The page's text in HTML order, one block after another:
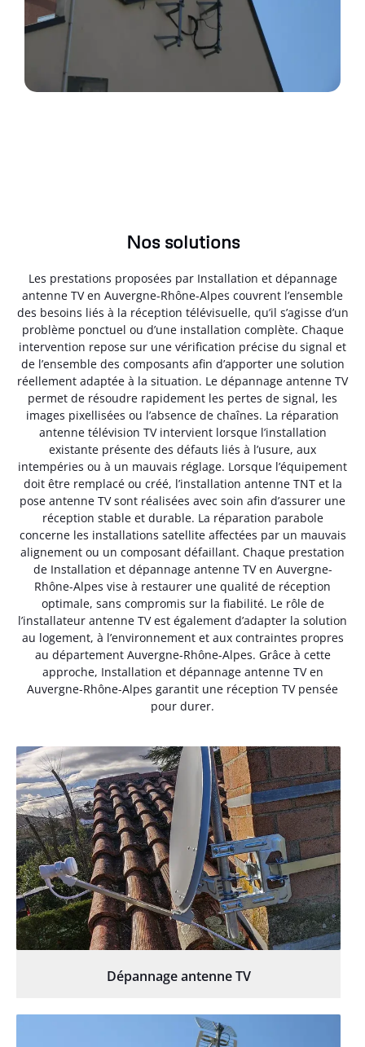
Nos solutions
Les prestations proposées par Installation et dépannage
antenne TV en Auvergne-Rhône-Alpes couvrent l’ensemble
des besoins liés à la réception télévisuelle, qu’il s’agisse d’un
problème ponctuel ou d’une installation complète. Chaque
intervention repose sur une vérification précise du signal et
de l’ensemble des composants afin d’apporter une solution
réellement adaptée à la situation. Le dépannage antenne TV
permet de résoudre rapidement les pertes de signal, les
images pixellisées ou l’absence de chaînes. La réparation
antenne télévision TV intervient lorsque l’installation
existante présente des défauts liés à l’usure, aux
intempéries ou à un mauvais réglage. Lorsque l’équipement
doit être remplacé ou créé, l’installation antenne TNT et la
pose antenne TV sont réalisées avec soin afin d’assurer une
réception stable et durable. La réparation parabole
concerne les installations satellite affectées par un mauvais
alignement ou un composant défaillant. Chaque prestation
de Installation et dépannage antenne TV en Auvergne-
Rhône-Alpes vise à restaurer une qualité de réception
optimale, sans compromis sur la fiabilité. Le rôle de
l’installateur antenne TV est également d’adapter la solution
au logement, à l’environnement et aux contraintes propres
au département Auvergne-Rhône-Alpes. Grâce à cette
approche, Installation et dépannage antenne TV en
Auvergne-Rhône-Alpes garantit une réception TV pensée
pour durer.
Dépannage antenne TV